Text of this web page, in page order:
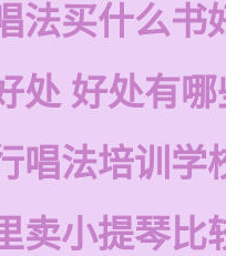
法买什么书
处 好处有哪
唱法培训学
卖小提琴比